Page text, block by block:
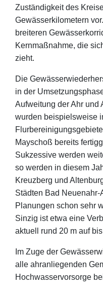
Zuständigkeit des
Gewässerkilometern
breiteren
Kernmaßnahme, die
zieht.
Die
in der
Aufweitung der Ahr und
wurden beispielsweise
Mayschoß bereits
Sukzessive werden
so werden in diesem
Kreuzberg und
Städten Bad
Planungen schon sehr
Sinzig ist etwa eine
aktuell rund 20 m auf
Im Zuge der
alle ahranliegenden
Hochwasservorsorge